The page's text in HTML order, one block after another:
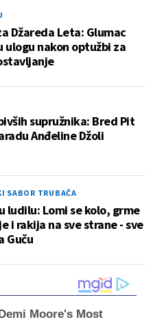
Džareda Leta: Glumac
ulogu nakon optužbi za
supružnika: Bred Pit
Anđeline Džoli
SABOR TRUBAČA
ludilu: Lomi se kolo, grme
i rakija na sve strane - sve
Guču
Moore's Most